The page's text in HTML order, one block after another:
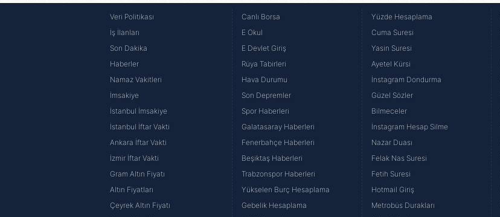
mevzuata uygun olarak kullanılan çerezlerle ilgili bilgi almak için lütfentıklayınız.
Veri Politikası
İş İlanları
Son Dakika
Haberler
Namaz Vakitleri
İmsakiye
İstanbul İmsakiye
İstanbul İftar Vakti
Ankara İftar Vakti
İzmir İftar Vakti
Gram Altın Fiyatı
Altın Fiyatları
Çeyrek Altın Fiyatı
Canlı Borsa
E Okul
E Devlet Giriş
Rüya Tabirleri
Hava Durumu
Son Depremler
Spor Haberleri
Galatasaray Haberleri
Fenerbahçe Haberleri
Beşiktaş Haberleri
Trabzonspor Haberleri
Yükselen Burç Hesaplama
Gebelik Hesaplama
Yüzde Hesaplama
Cuma Suresi
Yasin Suresi
Ayetel Kürsi
İnstagram Dondurma
Güzel Sözler
Bilmeceler
İnstagram Hesap Silme
Nazar Duası
Felak Nas Suresi
Fetih Suresi
Hotmail Giriş
Metrobüs Durakları